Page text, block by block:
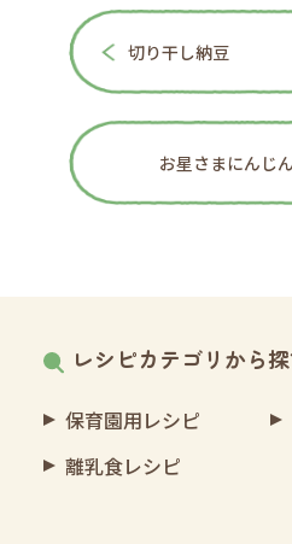
切り干し納豆
お星さまにんじ
レシピカテゴリから
保育園用レシピ
離乳食レシピ